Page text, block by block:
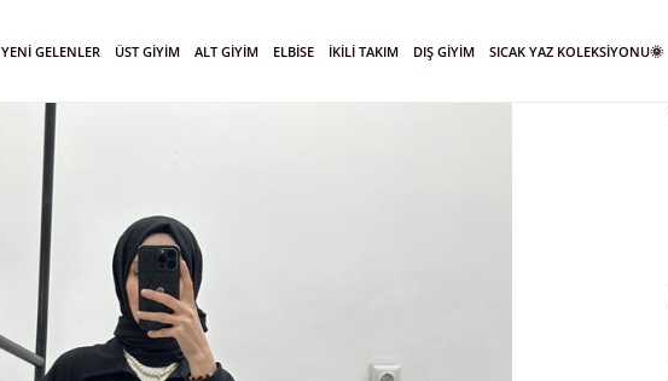
YENİ GELENLER ÜST GİYİM ALT GİYİM ELBİSE İKİLİ TAKIM DIŞ GİYİM SICAK YAZ KOLEKSİYONU🌞